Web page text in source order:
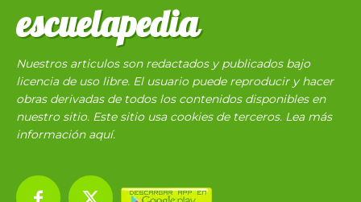
escuelapedia
Nuestros articulos son redactados y publicados bajo
licencia de uso libre. El usuario puede reproducir y hacer
obras derivadas de todos los contenidos disponibles en
nuestro sitio. Este sitio usa cookies de terceros. Lea más
información aquí.